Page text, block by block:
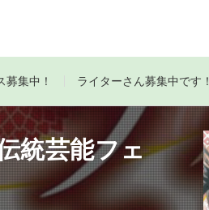
集中！ ライターさん募集中です！
統芸能フェ